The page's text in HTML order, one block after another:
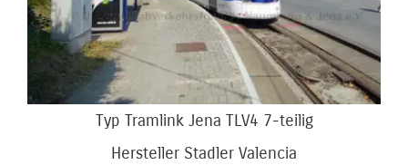
Typ Tramlink Jena TLV4 7-teilig
Hersteller Stadler Valencia